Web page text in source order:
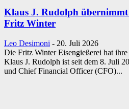
Klaus J. Rudolph
Fritz Winter
Leo Desimoni - 20. Juli 2026
Die Fritz Winter Eisengießerei hat
Klaus J. Rudolph ist seit dem 8. Juli
und Chief Financial Officer (CFO)...